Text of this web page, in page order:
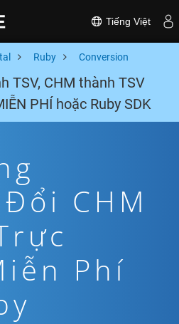
Tiếng Việt
Ruby Conversion
TSV, CHM thành TSV
PHÍ hoặc Ruby SDK
CHM
Phí